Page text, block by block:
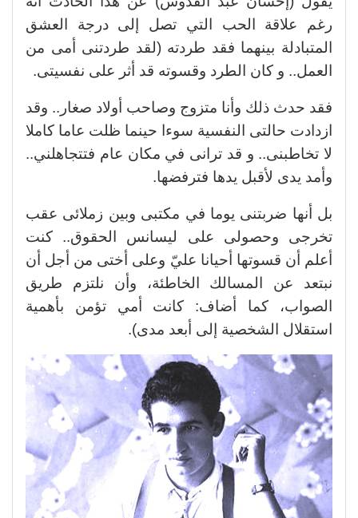
رغم علاقة الحب التي تصل إلى درجة العشق
المتبادلة بينهما فقد طردته (لقد طردتنى أمى من
العمل.. و كان الطرد وقسوته قد أثر على نفسيتى.
فقد حدث ذلك وأنا متزوج وصاحب أولاد صغار.. وقد
ازدادت حالتى النفسية سوءا حينما ظلت عاما كاملا
لا تخاطبنى.. و قد ترانى في مكان عام فتتجاهلني..
وأمد يدى لأقبل يدها فترفضها.
بل أنها ضربتنى يوما في مكتبى وبين زملائى عقب
تخرجى وحصولى على ليسانس الحقوق.. كنت
أعلم أن قسوتها أحيانا عليّ وعلى أختى من أجل أن
نبتعد عن المسالك الخاطئة، وأن نلتزم طريق
الصواب، كما أضاف: كانت أمي تؤمن بأهمية
استقلال الشخصية إلى أبعد مدى).